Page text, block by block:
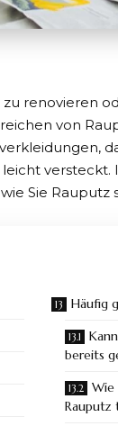
renovieren
von
versteckt.
Sie Rauputz
Häufig
bereits
Wie
Rauputz